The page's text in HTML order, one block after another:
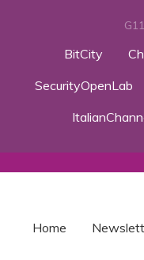
BitCity
SecurityOpenLab
Home